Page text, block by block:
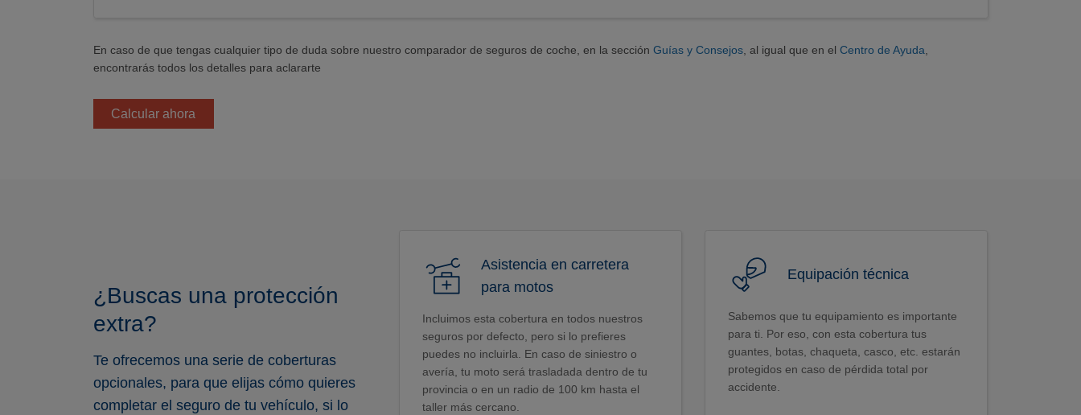
En caso de que tengas cualquier tipo de duda sobre nuestro comparador de seguros de coche, en la sección Guías y Consejos, al igual que en el Centro de Ayuda,
encontrarás todos los detalles para aclararte
Calcular ahora
¿Buscas una protección
extra?
Te ofrecemos una serie de coberturas
opcionales, para que elijas cómo quieres
completar el seguro de tu vehículo, si lo
Asistencia en carretera
para motos
Incluimos esta cobertura en todos nuestros
seguros por defecto, pero si lo prefieres
puedes no incluirla. En caso de siniestro o
avería, tu moto será trasladada dentro de tu
provincia o en un radio de 100 km hasta el
taller más cercano.
Equipación técnica
Sabemos que tu equipamiento es importante
para ti. Por eso, con esta cobertura tus
guantes, botas, chaqueta, casco, etc. estarán
protegidos en caso de pérdida total por
accidente.